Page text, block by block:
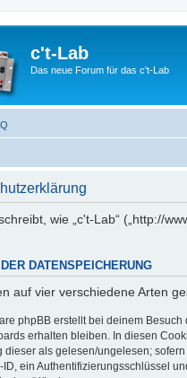
c't-Lab
Das neue Forum für das c't-Lab
wie „c't-Lab“ („http://
DATENSPEICHERUNG
auf vier verschiedene Arten
phpBB erstellt bei deinem
erhalten bleiben. In diesen
dieser als gelesen/ungelesen;
ein Authentifizierungsschlüssel